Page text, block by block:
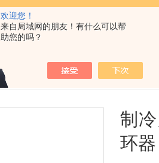
欢迎您！
来自局域网的朋友！有什么可以帮
助您的吗？
您的位置： 网站首页>产品展示
制
环器